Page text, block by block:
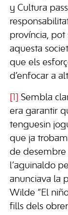
y Cultura
província,
aquesta
que els
d’enfocar a
Sembla
era garantir
tenguesin
que ja
de desembre
l’aguinaldo
anunciava la
Wilde “El
fills dels